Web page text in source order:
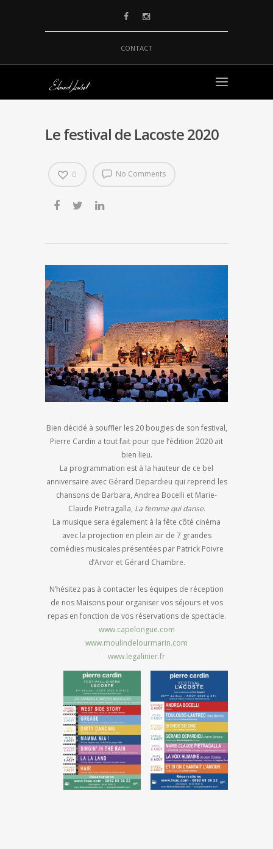
CONTACT
Le festival de Lacoste 2020
No Comments
0
Bien décidé à souffler les 20 bougies de son festival,
Pierre Cardin a tout fait pour que l’édition 2020 ait
bien lieu.
La programmation est à la hauteur de ce bel
anniversaire avec Gérard Depardieu qui reprend les
chansons de Barbara, Andrea Bocelli et Marie-
Claude Pietragalla, La femme qui danse.
La musique sera également à la fête côté cinéma
avec la projection en plein air de 7 grandes
comédies musicales présentées par Patrick Poivre
d’Arvor et Gérard Chambre.
N’hésitez pas à contacter les équipes de réception
de nos Maisons pour organiser vos séjours et vos
repas en fonction de vos réservations de spectacle.
www.capelongue.com
www.moulindelourmarin.com
www.legalinier.fr